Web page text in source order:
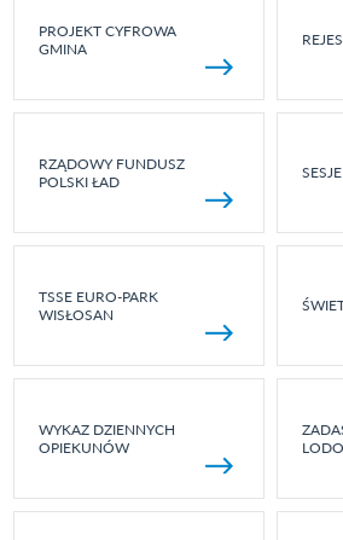
PROJEKT CYFROWA
GMINA
RZĄDOWY FUNDUSZ
POLSKI ŁAD
TSSE EURO-PARK
WISŁOSAN
WYKAZ DZIENNYCH
OPIEKUNÓW